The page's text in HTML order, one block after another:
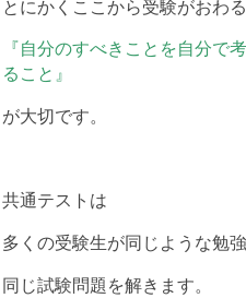
とにかくここから受験がおわ
『自分のすべきことを自分で
ること』
が大切です。
共通テストは
多くの受験生が同じような勉強
同じ試験問題を解きます。